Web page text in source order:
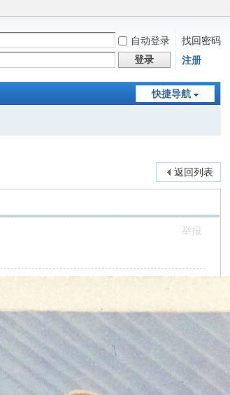
自动登录
找回密码
登录 注册
快捷导航
返回列表
举报